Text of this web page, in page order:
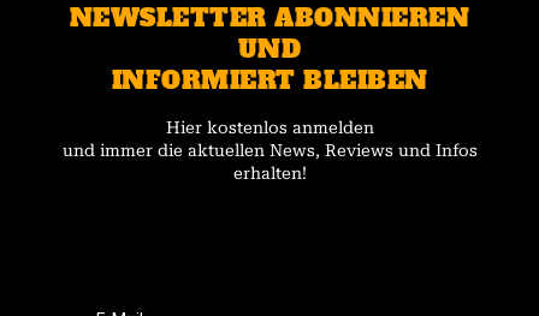
NEWSLETTER ABONNIEREN
UND
INFORMIERT BLEIBEN
Hier kostenlos anmelden
und immer die aktuellen News, Reviews und Infos
erhalten!